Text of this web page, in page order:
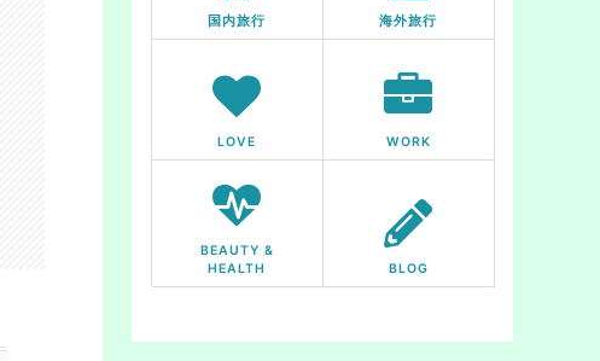
国内旅行 海外旅行
LOVE WORK
BEAUTY &
HEALTH
BLOG